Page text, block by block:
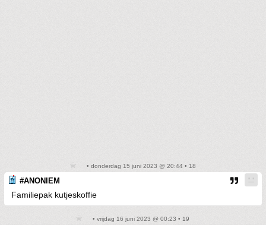
• donderdag 15 juni 2023 @ 20:44 • 18
#ANONIEM
Familiepak kutjeskoffie
• vrijdag 16 juni 2023 @ 00:23 • 19